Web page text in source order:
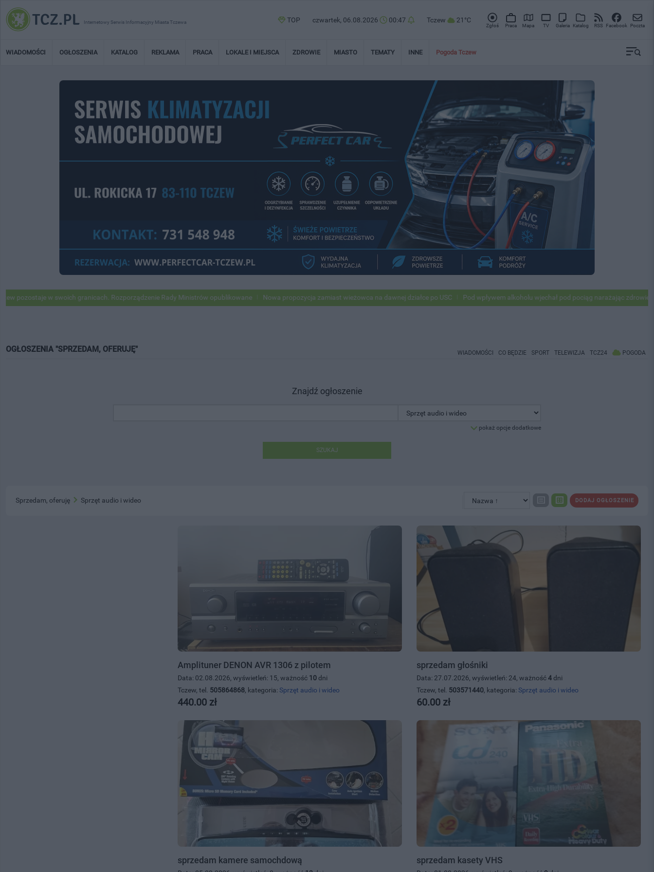
Internetowy Serwis Informacyjny Miasta Tczewa TOP czwartek, 06.08.2026 00:47 Tczew 21°C
Zgłoś Praca Mapa TV Galeria Katalog RSS Facebook Poczta
WIADOMOŚCI OGŁOSZENIA KATALOG REKLAMA PRACA LOKALE I MIEJSCA ZDROWIE MIASTO TEMATY INNE Pogoda Tczew
w swoich granicach. Rozporządzenie Rady Ministrów opublikowane Nowa propozycja zamiast wieżowca na dawnej działce po USC Pod wpływem alkoholu wjechał pod pociąg narażając zdrowie i życie ok
OGŁOSZENIA "SPRZEDAM, OFERUJĘ" WIADOMOŚCI CO BĘDZIE SPORT TELEWIZJA TCZ24 POGODA
Znajdź ogłoszenie
pokaż opcje dodatkowe
SZUKAJ
DODAJ OGŁOSZENIE
Sprzedam, oferuję Sprzęt audio i wideo
Amplituner DENON AVR 1306 z pilotem
Data: 02.08.2026, wyświetleń: 15, ważność 10dni
Tczew, tel. 505864868, kategoria: Sprzęt audio i wideo
440.00 zł
sprzedam głośniki
Data: 27.07.2026, wyświetleń: 24, ważność4dni
Tczew, tel. 503571440, kategoria: Sprzęt audio i wideo
60.00 zł
sprzedam kamere samochdową sprzedam kasety VHS